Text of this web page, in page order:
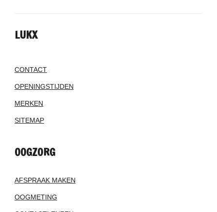
LUKX
CONTACT
OPENINGSTIJDEN
MERKEN
SITEMAP
OOGZORG
AFSPRAAK MAKEN
OOGMETING